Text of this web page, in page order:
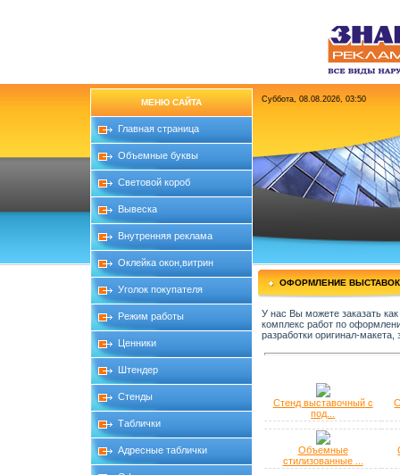
МЕНЮ САЙТА
Главная страница
Объемные буквы
Световой короб
Вывеска
Внутренняя реклама
Оклейка окон,витрин
Уголок покупателя
Режим работы
Ценники
Штендер
Стенды
Таблички
Адресные таблички
Суббота, 08.08.2026, 03:50
ОФОРМЛЕНИЕ ВЫСТАВОК
У нас Вы можете заказать
комплекс работ по
разработки оригинал-
Стенд выставочный с
под...
Объемные
стилизованные ...